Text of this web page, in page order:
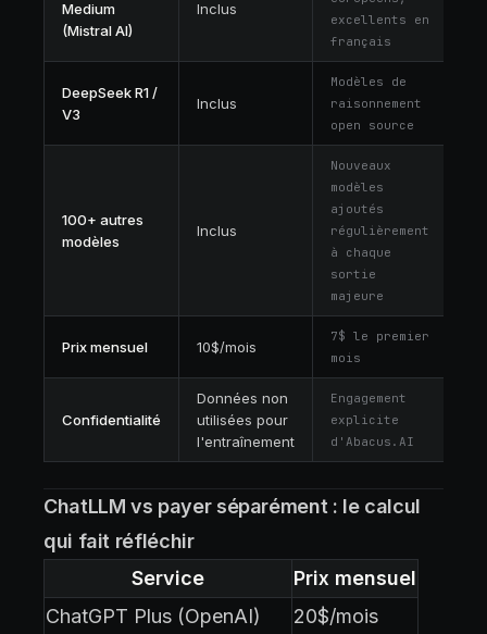
Medium
(Mistral AI)
Inclus
excellents en
français
DeepSeek R1 /
V3
Inclus
Modèles de
raisonnement
open source
100+ autres
modèles
Inclus
Nouveaux
modèles
ajoutés
régulièrement
à chaque
sortie
majeure
Prix mensuel 10$/mois
7$ le premier
mois
Confidentialité
Données non
utilisées pour
l'entraînement
Engagement
explicite
d'Abacus.AI
ChatLLM vs payer séparément : le calcul
qui fait réfléchir
Service
Prix mensuel
ChatGPT Plus (OpenAI)
20$/mois